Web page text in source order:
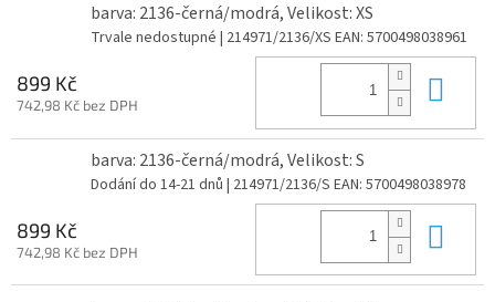
barva: 2136-černá/modrá, Velikost: XS
Trvale nedostupné | 214971/2136/XS EAN: 5700498038961
899 Kč
742,98 Kč bez DPH
barva: 2136-černá/modrá, Velikost: S
Dodání do 14-21 dnů | 214971/2136/S EAN: 5700498038978
899 Kč
742,98 Kč bez DPH